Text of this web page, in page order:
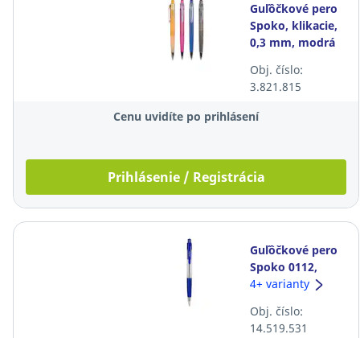
Guľôčkové pero
Spoko, klikacie,
0,3 mm, modrá
Obj. číslo:
3.821.815
Cenu uvidíte po prihlásení
Prihlásenie / Registrácia
Guľôčkové pero
Spoko 0112,
klikacie, 0,5 mm,
4+ varianty
Obj. číslo:
14.519.531